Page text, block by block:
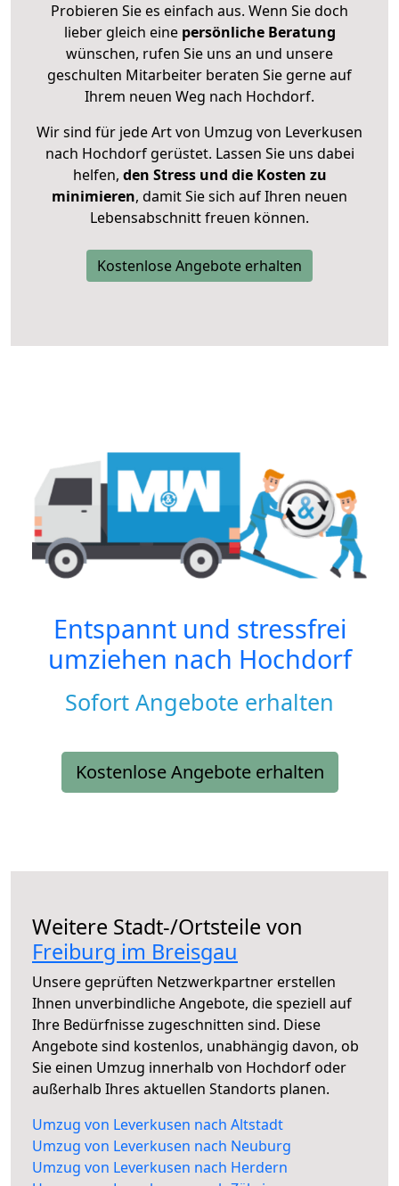
Probieren Sie es einfach aus. Wenn Sie doch
lieber gleich eine persönliche Beratung
wünschen, rufen Sie uns an und unsere
geschulten Mitarbeiter beraten Sie gerne auf
Ihrem neuen Weg nach Hochdorf.
Wir sind für jede Art von Umzug von Leverkusen
nach Hochdorf gerüstet. Lassen Sie uns dabei
helfen, den Stress und die Kosten zu
minimieren, damit Sie sich auf Ihren neuen
Lebensabschnitt freuen können.
Kostenlose Angebote erhalten
Entspannt und stressfrei
umziehen nach Hochdorf
Sofort Angebote erhalten
Kostenlose Angebote erhalten
Weitere Stadt-/Ortsteile von
Freiburg im Breisgau
Unsere geprüften Netzwerkpartner erstellen
Ihnen unverbindliche Angebote, die speziell auf
Ihre Bedürfnisse zugeschnitten sind. Diese
Angebote sind kostenlos, unabhängig davon, ob
Sie einen Umzug innerhalb von Hochdorf oder
außerhalb Ihres aktuellen Standorts planen.
Umzug von Leverkusen nach Altstadt
Umzug von Leverkusen nach Neuburg
Umzug von Leverkusen nach Herdern